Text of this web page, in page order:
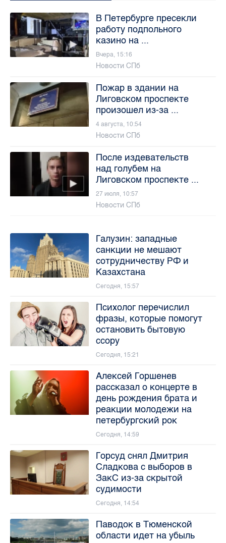
В Петербурге пресекли
работу подпольного
казино на ...
Вчера, 15:16
Новости СПб
Пожар в здании на
Лиговском проспекте
произошел из-за ...
4 августа, 10:54
Новости СПб
После издевательств
над голубем на
Лиговском проспекте ...
27 июля, 10:57
Новости СПб
Галузин: западные
санкции не мешают
сотрудничеству РФ и
Казахстана
Сегодня, 15:57
Психолог перечислил
фразы, которые помогут
остановить бытовую
ссору
Сегодня, 15:21
Алексей Горшенев
рассказал о концерте в
день рождения брата и
реакции молодежи на
петербургский рок
Сегодня, 14:59
Горсуд снял Дмитрия
Сладкова с выборов в
ЗакС из-за скрытой
судимости
Сегодня, 14:54
Паводок в Тюменской
области идет на убыль